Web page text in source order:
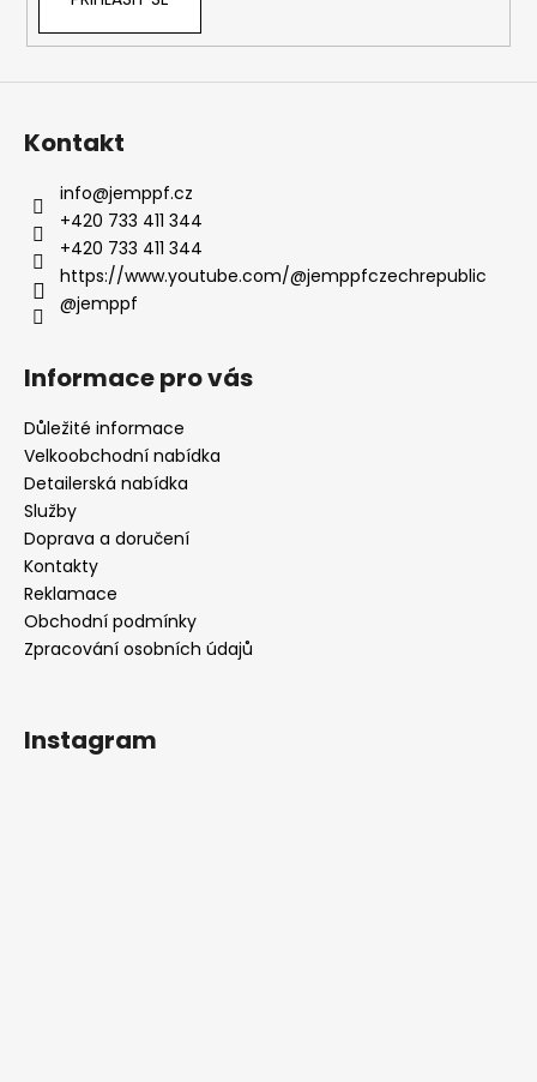
Kontakt
info@jemppf.cz
+420 733 411 344
+420 733 411 344
https://www.youtube.com/@jemppfczechrepublic
@jemppf
Informace pro vás
Důležité informace
Velkoobchodní nabídka
Detailerská nabídka
Služby
Doprava a doručení
Kontakty
Reklamace
Obchodní podmínky
Zpracování osobních údajů
Instagram